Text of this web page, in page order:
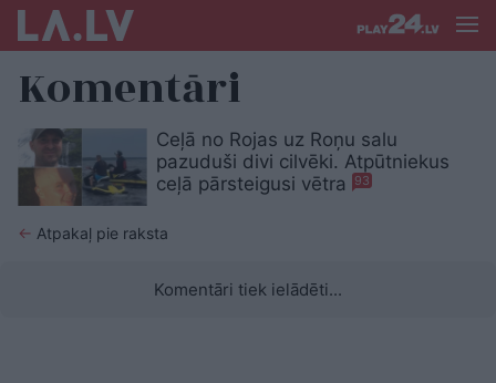
Komentāri
Ceļā no Rojas uz Roņu salu
pazuduši divi cilvēki. Atpūtniekus
ceļā pārsteigusi vētra
93
← Atpakaļ pie raksta
Komentāri tiek ielādēti...